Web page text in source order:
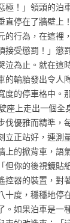
極！」領頭的
直停在了牆壁上
行為，在這裡
受懲罰！」懲
為止。就在這
輪胎發出令人
的停車格中。
上走出一個全
優雅而精準，
正站好，連測
的掀背車，語
但你的後視鏡
控器的裝置，對
度，穩穩地停
如果泊車是一